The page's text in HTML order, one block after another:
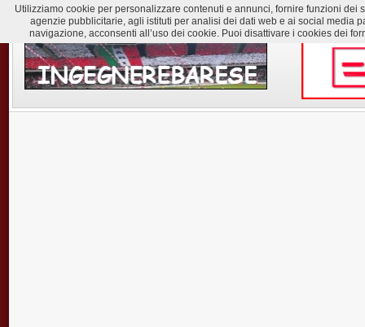
Utilizziamo cookie per personalizzare contenuti e annunci, fornire funzioni
agenzie pubblicitarie, agli istituti per analisi dei dati web e ai social media
navigazione, acconsenti all’uso dei cookie. Puoi disattivare i cookies dei